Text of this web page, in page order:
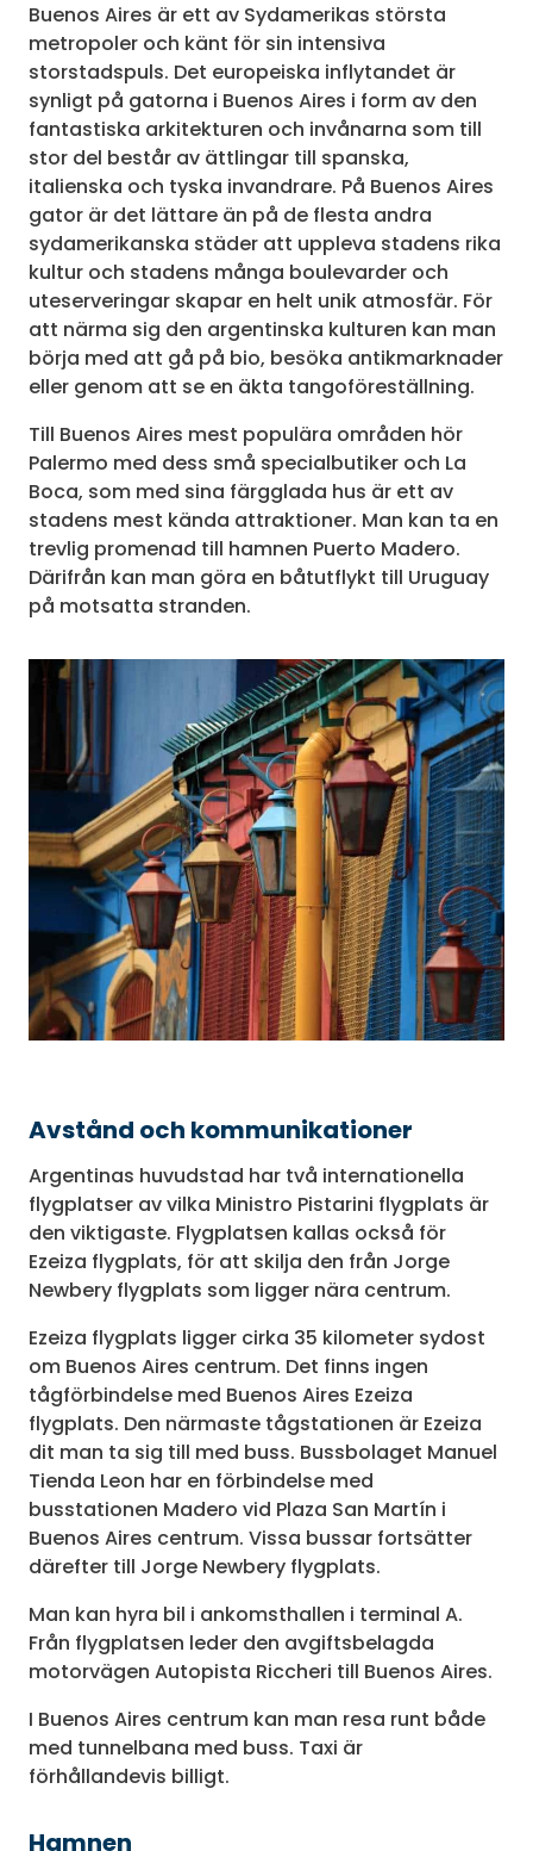
Buenos Aires är ett av Sydamerikas största
metropoler och känt för sin intensiva
storstadspuls. Det europeiska inflytandet är
synligt på gatorna i Buenos Aires i form av den
fantastiska arkitekturen och invånarna som till
stor del består av ättlingar till spanska,
italienska och tyska invandrare. På Buenos Aires
gator är det lättare än på de flesta andra
sydamerikanska städer att uppleva stadens rika
kultur och stadens många boulevarder och
uteserveringar skapar en helt unik atmosfär. För
att närma sig den argentinska kulturen kan man
börja med att gå på bio, besöka antikmarknader
eller genom att se en äkta tangoföreställning.
Till Buenos Aires mest populära områden hör
Palermo med dess små specialbutiker och La
Boca, som med sina färgglada hus är ett av
stadens mest kända attraktioner. Man kan ta en
trevlig promenad till hamnen Puerto Madero.
Därifrån kan man göra en båtutflykt till Uruguay
på motsatta stranden.
Avstånd och kommunikationer
Argentinas huvudstad har två internationella
flygplatser av vilka Ministro Pistarini flygplats är
den viktigaste. Flygplatsen kallas också för
Ezeiza flygplats, för att skilja den från Jorge
Newbery flygplats som ligger nära centrum.
Ezeiza flygplats ligger cirka 35 kilometer sydost
om Buenos Aires centrum. Det finns ingen
tågförbindelse med Buenos Aires Ezeiza
flygplats. Den närmaste tågstationen är Ezeiza
dit man ta sig till med buss. Bussbolaget Manuel
Tienda Leon har en förbindelse med
busstationen Madero vid Plaza San Martín i
Buenos Aires centrum. Vissa bussar fortsätter
därefter till Jorge Newbery flygplats.
Man kan hyra bil i ankomsthallen i terminal A.
Från flygplatsen leder den avgiftsbelagda
motorvägen Autopista Riccheri till Buenos Aires.
I Buenos Aires centrum kan man resa runt både
med tunnelbana med buss. Taxi är
förhållandevis billigt.
Hamnen